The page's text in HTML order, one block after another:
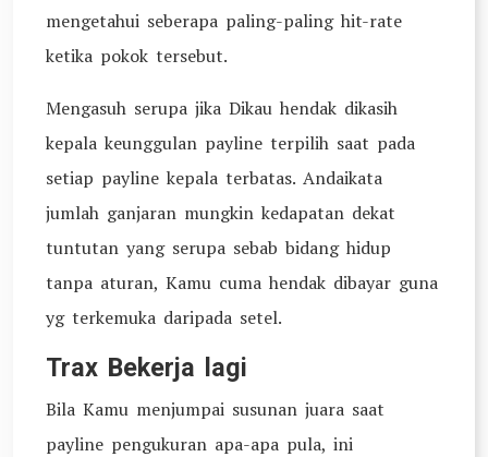
mengetahui seberapa paling-paling hit-rate
ketika pokok tersebut.
Mengasuh serupa jika Dikau hendak dikasih
kepala keunggulan payline terpilih saat pada
setiap payline kepala terbatas. Andaikata
jumlah ganjaran mungkin kedapatan dekat
tuntutan yang serupa sebab bidang hidup
tanpa aturan, Kamu cuma hendak dibayar guna
yg terkemuka daripada setel.
Trax Bekerja lagi
Bila Kamu menjumpai susunan juara saat
payline pengukuran apa-apa pula, ini